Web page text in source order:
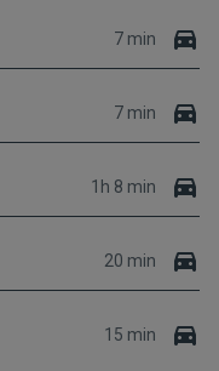
7 min
7 min
1h 8 min
20 min
15 min